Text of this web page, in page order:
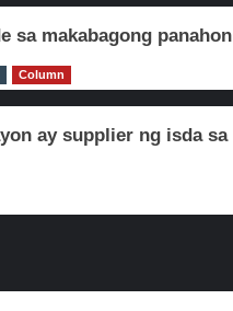
sa makabagong panahon
Column
ay supplier ng isda sa